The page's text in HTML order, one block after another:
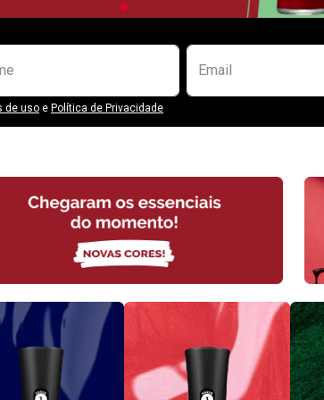
o formulário abaixo para
Email
de uso e Política de Privacidade